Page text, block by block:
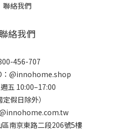
聯絡我們
絡我們
456-707
：@innohome.shop
五 10:00–17:00
定假日除外）
南京東路二段206號5樓